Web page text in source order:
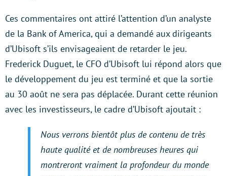
Ces commentaires ont attiré l’attention d’un analyste
de la Bank of America, qui a demandé aux dirigeants
d’Ubisoft s’ils envisageaient de retarder le jeu.
Frederick Duguet, le CFO d’Ubisoft lui répond alors que
le développement du jeu est terminé et que la sortie
au 30 août ne sera pas déplacée. Durant cette réunion
avec les investisseurs, le cadre d’Ubisoft ajoutait :
Nous verrons bientôt plus de contenu de très
haute qualité et de nombreuses heures qui
montreront vraiment la profondeur du monde